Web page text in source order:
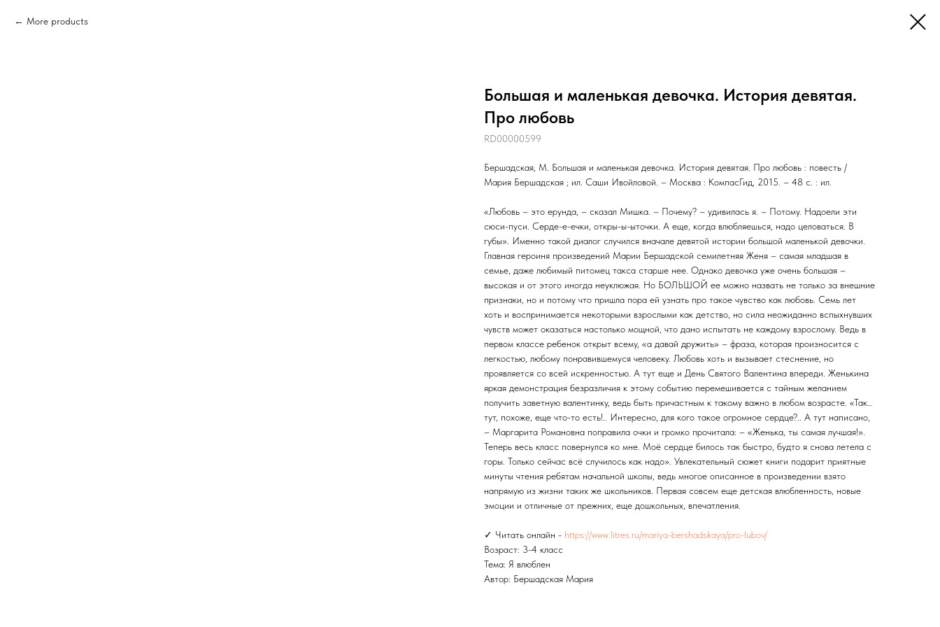
More products
Большая и маленькая девочка. История девятая.
Про любовь
RD00000599
Бершадская, М. Большая и маленькая девочка. История девятая. Про любовь : повесть /
Мария Бершадская ; ил. Саши Ивойловой. – Москва : КомпасГид, 2015. – 48 с. : ил.
«Любовь – это ерунда, – сказал Мишка. – Почему? – удивилась я. – Потому. Надоели эти
сюси-пуси. Серде-е-ечки, откры-ы-ыточки. А еще, когда влюбляешься, надо целоваться. В
губы». Именно такой диалог случился вначале девятой истории большой маленькой девочки.
Главная героиня произведений Марии Бершадской семилетняя Женя – самая младшая в
семье, даже любимый питомец такса старше нее. Однако девочка уже очень большая –
высокая и от этого иногда неуклюжая. Но БОЛЬШОЙ ее можно назвать не только за внешние
признаки, но и потому что пришла пора ей узнать про такое чувство как любовь. Семь лет
хоть и воспринимается некоторыми взрослыми как детство, но сила неожиданно вспыхнувших
чувств может оказаться настолько мощной, что дано испытать не каждому взрослому. Ведь в
первом классе ребенок открыт всему, «а давай дружить» – фраза, которая произносится с
легкостью, любому понравившемуся человеку. Любовь хоть и вызывает стеснение, но
проявляется со всей искренностью. А тут еще и День Святого Валентина впереди. Женькина
яркая демонстрация безразличия к этому событию перемешивается с тайным желанием
получить заветную валентинку, ведь быть причастным к такому важно в любом возрасте. «Так…
тут, похоже, еще что-то есть!.. Интересно, для кого такое огромное сердце?.. А тут написано,
– Маргарита Романовна поправила очки и громко прочитала: – «Женька, ты самая лучшая!».
Теперь весь класс повернулся ко мне. Моё сердце билось так быстро, будто я снова летела с
горы. Только сейчас всё случилось как надо». Увлекательный сюжет книги подарит приятные
минуты чтения ребятам начальной школы, ведь многое описанное в произведении взято
напрямую из жизни таких же школьников. Первая совсем еще детская влюбленность, новые
эмоции и отличные от прежних, еще дошкольных, впечатления.
✓ Читать онлайн - https://www.litres.ru/mariya-bershadskaya/pro-lubov/
Возраст: 3-4 класс
Тема: Я влюблен
Автор: Бершадская Мария